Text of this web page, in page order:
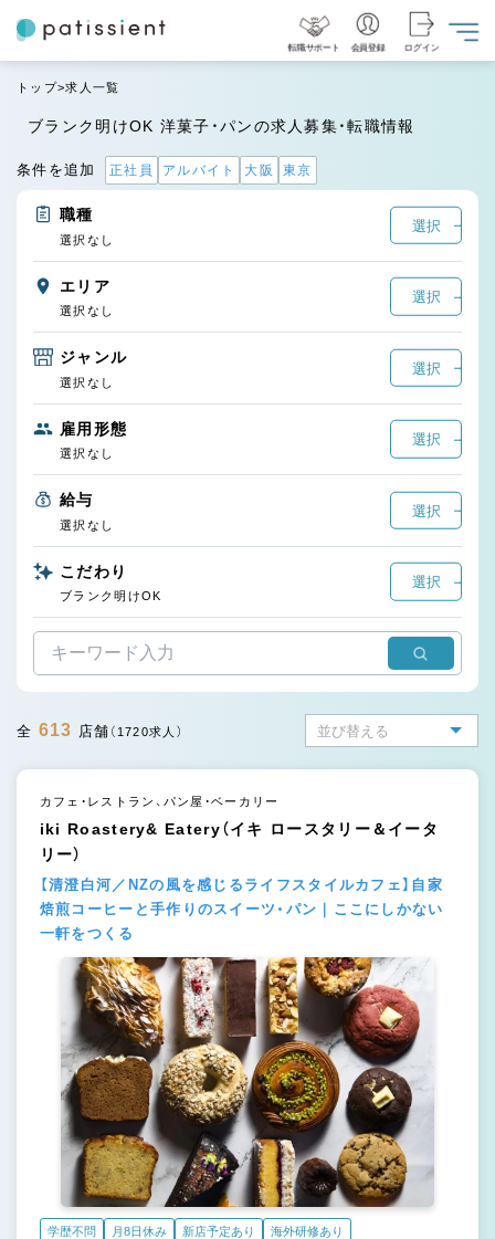
転職サポート 会員登録 ログイン
トップ 求人一覧
ブランク明けOK 洋菓子・パンの求人募集・転職情報
条件を追加 正社員 アルバイト 大阪 東京
職種
選択
選択なし
エリア
選択
選択なし
ジャンル
選択
選択なし
雇用形態
選択
選択なし
給与
選択
選択なし
こだわり
選択
ブランク明けOK
全 613 店舗 （1720求人）
カフェ・レストラン、パン屋・ベーカリー
iki Roastery& Eatery（イキ ロースタリー＆イータ
リー）
【清澄白河／NZの風を感じるライフスタイルカフェ】自家
焙煎コーヒーと手作りのスイーツ・パン｜ここにしかない
一軒をつくる
学歴不問 月8日休み 新店予定あり 海外研修あり